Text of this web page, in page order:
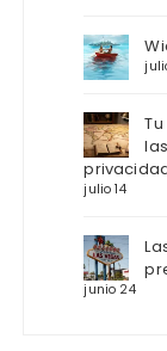
julio 14
junio 24